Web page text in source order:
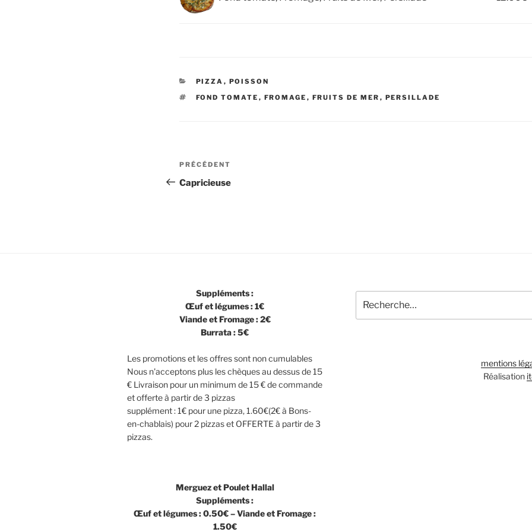
CATÉGORIES
PIZZA , POISSON
ÉTIQUETTES
FOND TOMATE , FROMAGE , FRUITS DE MER , PERSILLADE
Navigation
de
Article
précédent
PRÉCÉDENT
Capricieuse
Suppléments :
Œuf et légumes : 1€
Viande et Fromage : 2€
Burrata : 5€
Les promotions et les offres sont non cumulables
Nous n'acceptons plus les chèques au dessus de 15
€ Livraison pour un minimum de 15 € de commande
et offerte à partir de 3 pizzas
supplément : 1€ pour une pizza, 1.60€(2€ à Bons-
en-chablais) pour 2 pizzas et OFFERTE à partir de 3
pizzas.
Merguez et Poulet Hallal
Suppléments :
Œuf et légumes : 0.50€ – Viande et Fromage :
1.50€
pour
:
mentions
Réalisation